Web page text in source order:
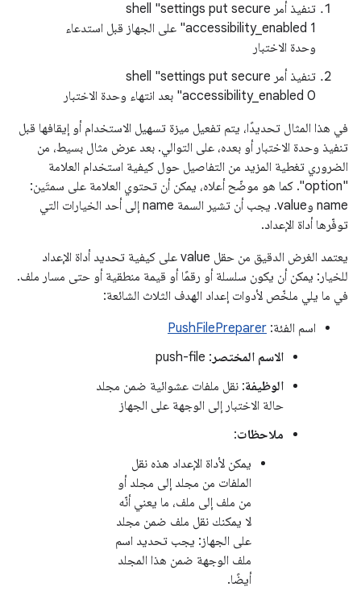
تنفيذ أمر shell "settings put secure
accessibility_enabled 1" على الجهاز قبل استدعاء
وحدة الاختبار
تنفيذ أمر shell "settings put secure
accessibility_enabled 0" بعد انتهاء وحدة الاختبار
في هذا المثال تحديدًا، يتم تفعيل ميزة تسهيل الاستخدام أو إيقافها قبل
تنفيذ وحدة الاختبار أو بعده، على التوالي. بعد عرض مثال بسيط، من
الضروري تغطية المزيد من التفاصيل حول كيفية استخدام العلامة
"option". كما هو موضّح أعلاه، يمكن أن تحتوي العلامة على سمتَين:
name وvalue. يجب أن تشير السمة name إلى أحد الخيارات التي
توفّرها أداة الإعداد.
يعتمد الغرض الدقيق من حقل value على كيفية تحديد أداة الإعداد
للخيار: يمكن أن يكون سلسلة أو رقمًا أو قيمة منطقية أو حتى مسار ملف.
في ما يلي ملخّص لأدوات إعداد الهدف الثلاث الشائعة:
اسم الفئة: PushFilePreparer
الاسم المختصر : push-file
الوظيفة: نقل ملفات عشوائية ضمن مجلد
حالة الاختبار إلى الوجهة على الجهاز
ملاحظات:
يمكن لأداة الإعداد هذه نقل
الملفات من مجلد إلى مجلد أو
من ملف إلى ملف، ما يعني أنّه
لا يمكنك نقل ملف ضمن مجلد
على الجهاز: يجب تحديد اسم
ملف الوجهة ضمن هذا المجلد
أيضًا.